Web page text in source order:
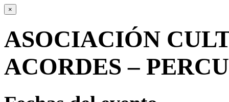
×
ASOCIACIÓN
ACORDES –